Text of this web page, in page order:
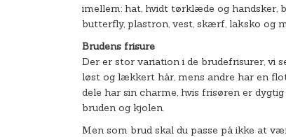
imellem: hat, hvidt tørklæde og handsker,
butterfly, plastron, vest, skærf, laksko og
Brudens frisure
Der er stor variation i de brudefrisurer, vi
løst og lækkert hår, mens andre har en
dele har sin charme, hvis frisøren er
bruden og kjolen.
Men som brud skal du passe på ikke at